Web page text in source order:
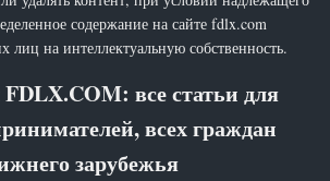
содержание на сайте fdlx.com
лиц на интеллектуальную собственность.
все статьи для
всех граждан
зарубежья